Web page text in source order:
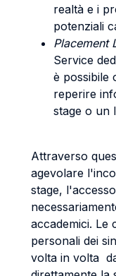
realtà e i
potenziali
Placement
Service
è possibile
reperire
stage o un
Attraverso
agevolare
stage,
accademici. Le
personali dei
volta in volta